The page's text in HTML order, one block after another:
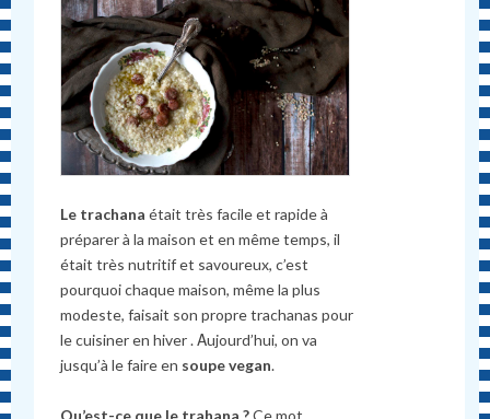
Le trachana était très facile et rapide à
préparer à la maison et en même temps, il
était très nutritif et savoureux, c’est
pourquoi chaque maison, même la plus
modeste, faisait son propre trachanas pour
le cuisiner en hiver . Αujourd’hui, on va
jusqu’à le faire en soupe vegan.
Qu’est-ce que le trahana ?Ce mot